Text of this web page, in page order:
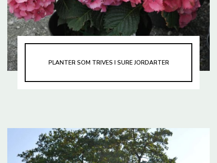
PLANTER SOM TRIVES I SURE JORDARTER